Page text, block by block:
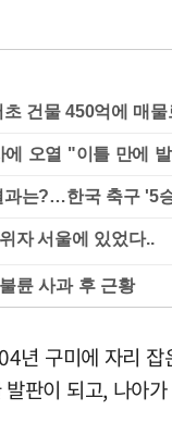
건물 450억에 매
에 오열 "이틀 만에
과는?…한국 축구 '5
륜 사과 후 근황
년 구미에 자리
판이 되고, 나아